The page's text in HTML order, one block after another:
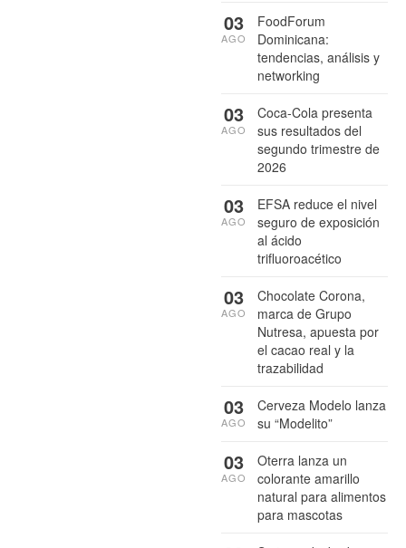
FoodForum
Dominicana:
tendencias, análisis y
networking
03
AGO
Coca-Cola presenta
sus resultados del
segundo trimestre de
2026
03
AGO
EFSA reduce el nivel
seguro de exposición
al ácido
trifluoroacético
03
AGO
Chocolate Corona,
marca de Grupo
Nutresa, apuesta por
el cacao real y la
trazabilidad
03
AGO
Cerveza Modelo lanza
su “Modelito”
03
AGO
Oterra lanza un
colorante amarillo
natural para alimentos
para mascotas
03
AGO